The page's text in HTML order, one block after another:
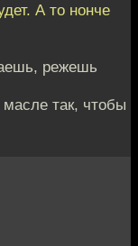
А то нонче
режешь
так, чтобы